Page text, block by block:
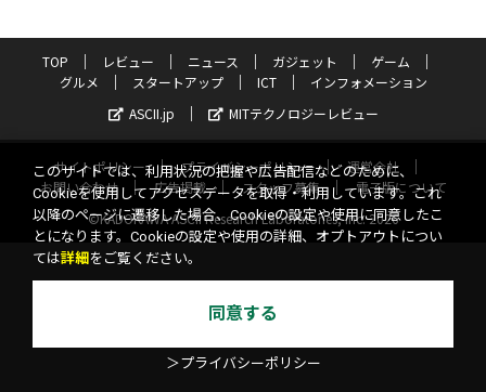
TOP レビュー ニュース ガジェット
ゲーム
グルメ
スタートアップ ICT
インフォメーション
ASCII.jp
MITテクノロジーレビュー
サイトポリシー プライバシーポリシー
運営会社
お問い合わせ
広告掲載 スタッフ募集
電子版について
©KADOKAWA ASCII Research Laboratories, Inc. 2026
このサイトでは、利用状況の把握や広告配信などのために、
Cookieを使用してアクセスデータを取得・利用しています。これ
以降のページに遷移した場合、Cookieの設定や使用に同意したこ
とになります。Cookieの設定や使用の詳細、オプトアウトについ
ては詳細 をご覧ください。
同意する
＞プライバシーポリシー